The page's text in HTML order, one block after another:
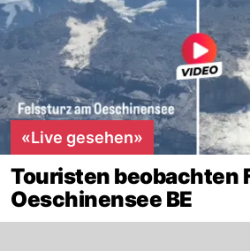
«Live gesehen»
Touristen beobachten
Oeschinensee BE